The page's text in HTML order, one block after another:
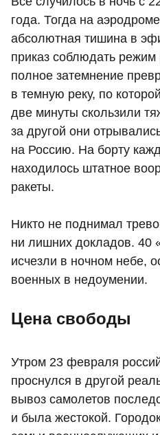
года. Тогда на
абсолютная тишина в
приказ соблюдать
полное затемнение
в темную реку, по
две минуты скользили
за другой они
на Россию. На борту
находилось штатное
ракеты.
Никто не поднимал
ни лишних докладов. 40
исчезли в ночном небе,
военных в недоумении.
Цена свободы
Утром 23 февраля
проснулся в другой
вывоз самолетов
и была жестокой.